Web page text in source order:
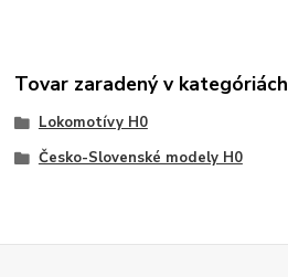
Tovar zaradený v kategóriách
Lokomotívy H0
Česko-Slovenské modely H0